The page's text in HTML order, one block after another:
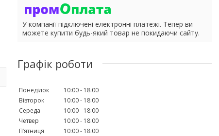
У компанії підключені електронні платежі. Тепер ви
можете купити будь-який товар не покидаючи сайту.
Графік роботи
Понеділок 10:00
18:00
Вівторок
10:00
18:00
Середа
10:00
18:00
Четвер
10:00
18:00
Пʼятниця
10:00
18:00